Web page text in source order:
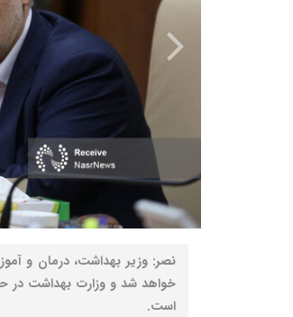
نصر: وزیر بهداشت، درمان و
خواهد شد و وزارت بهداشت در
است.